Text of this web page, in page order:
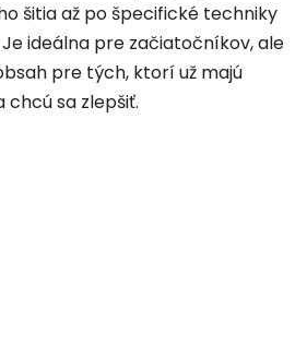
šitia až po špecifické techniky
ideálna pre začiatočníkov, ale
pre tých, ktorí už majú
chcú sa zlepšiť.